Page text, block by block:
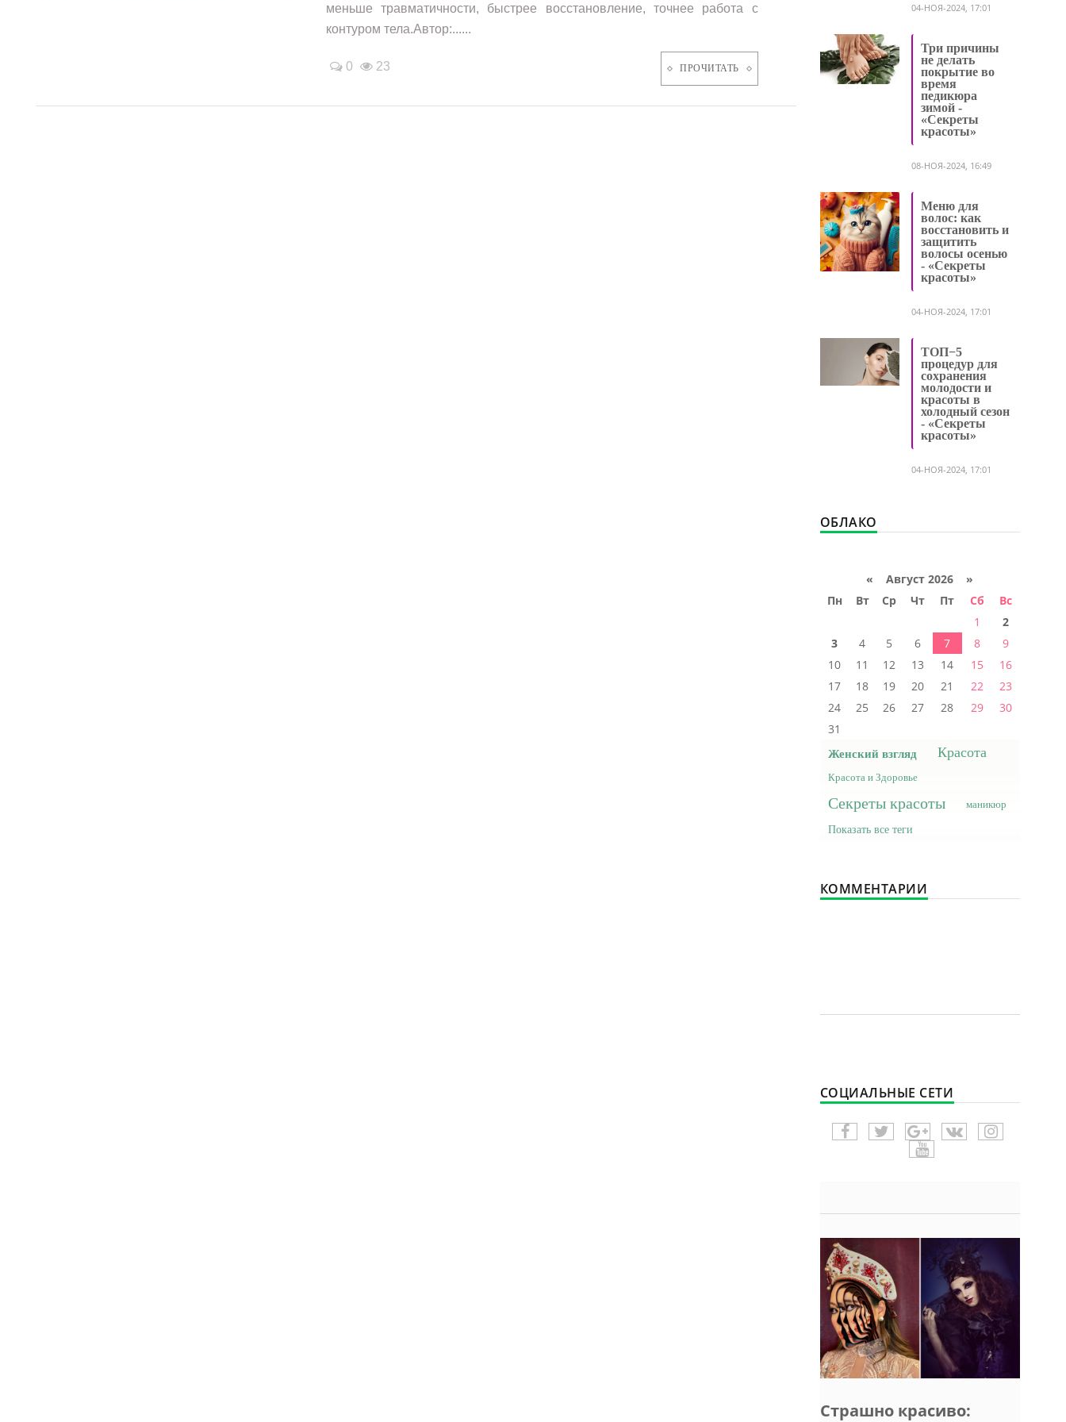
меньше травматичности, быстрее восстановление, точнее работа с
контуром тела.Автор:......
0 23 ПРОЧИТАТЬ
04-НОЯ-2024, 17:01
Три причины
не делать
покрытие во
время
педикюра
зимой -
«Секреты
красоты»
08-НОЯ-2024, 16:49
Меню для
волос: как
восстановить и
защитить
волосы осенью
- «Секреты
красоты»
04-НОЯ-2024, 17:01
ТОП−5
процедур для
сохранения
молодости и
красоты в
холодный сезон
- «Секреты
красоты»
04-НОЯ-2024, 17:01
ОБЛАКО
« Август 2026 »
Пн
Вт Ср Чт Пт Сб
Вс
1
2
3
4 5 6 7 8
9
10
11 12 13 14 15
16
17
18 19 20 21 22
23
24
25 26 27 28 29
30
31
Женский взгляд Красота
Красота и Здоровье
Секреты красоты маникюр
Показать все теги
КОММЕНТАРИИ
СОЦИАЛЬНЫЕ СЕТИ
Страшно красиво: